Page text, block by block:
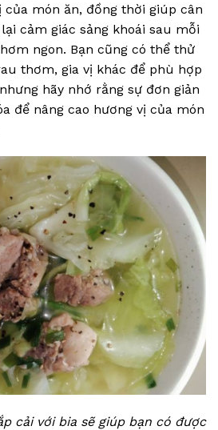
của món ăn, đồng thời giúp cân
cảm giác sảng khoái sau mỗi
ngon. Bạn cũng có thể thử
thơm, gia vị khác để phù hợp
hãy nhớ rằng sự đơn giản
để nâng cao hương vị của món
cải với bia sẽ giúp bạn có được